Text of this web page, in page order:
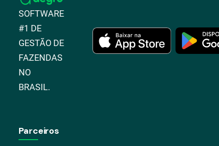
SOFTWARE
#1 DE
GESTÃO DE
FAZENDAS
NO
BRASIL.
Parceiros